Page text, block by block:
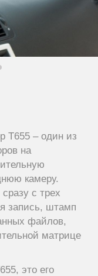
T655 – один из
на
камеру.
с трех
запись, штамп
файлов,
матрице
это его